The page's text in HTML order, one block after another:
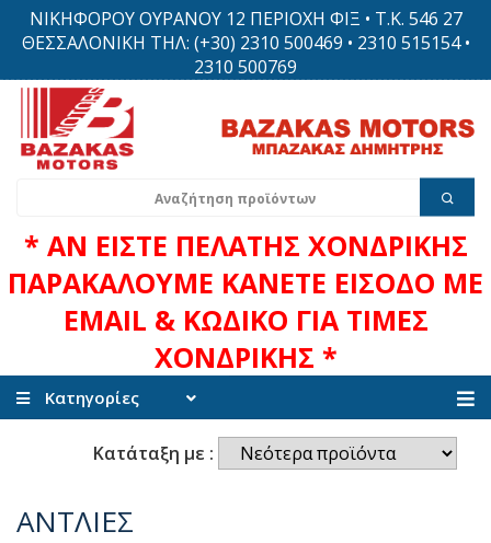
ΝΙΚΗΦΟΡΟΥ ΟΥΡΑΝΟΥ 12 ΠΕΡΙΟΧΗ ΦΙΞ • Τ.Κ. 546 27
ΘΕΣΣΑΛΟΝΙΚΗ ΤΗΛ: (+30) 2310 500469 • 2310 515154 •
2310 500769
* ΑΝ ΕΙΣΤΕ ΠΕΛΑΤΗΣ ΧΟΝΔΡΙΚΗΣ
ΠΑΡΑΚΑΛΟΥΜΕ ΚΑΝΕΤΕ ΕΙΣΟΔΟ ΜΕ
EMAIL & ΚΩΔΙΚΟ ΓΙΑ ΤΙΜΕΣ
ΧΟΝΔΡΙΚΗΣ *
Κατηγορίες
Κατάταξη με :
ΑΝΤΛΙΕΣ